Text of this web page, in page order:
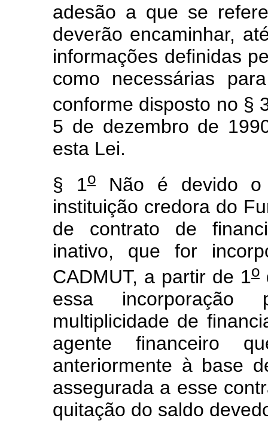
adesão a que se
deverão encaminhar,
informações definidas
como necessárias
conforme disposto no §
5 de dezembro de
esta Lei.
§ 1oNão é devido o
instituição credora do
de contrato de
inativo, que for
CADMUT, a partir de 1o
essa
multiplicidade de
agente financeiro
anteriormente à base
assegurada a esse
quitação do saldo